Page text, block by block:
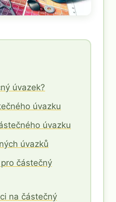
úvazek?
úvazku
úvazku
úvazků
částečný
na částečný